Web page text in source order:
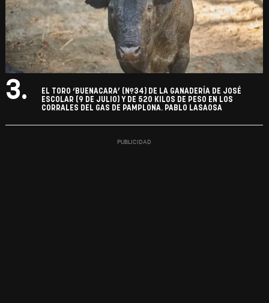
3.
EL TORO ‘BUENACARA’ (Nº34) DE LA GANADERÍA DE JOSÉ
ESCOLAR (9 DE JULIO) Y DE 520 KILOS DE PESO EN LOS
CORRALES DEL GAS DE PAMPLONA. PABLO LASAOSA